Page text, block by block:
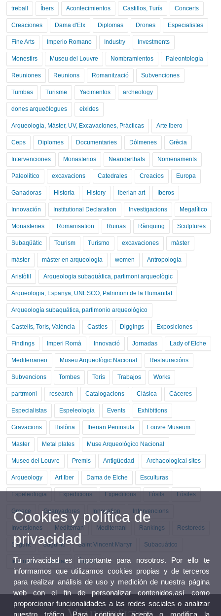
treball Íbers Acontecimientos Castillos, Turís Concerts
Creaciones Dama d'Elx Diplomas Drones Especialistes
Fine Arts Imperio Romano Industry Investments
Monestirs Museu del Louvre Nombramientos Paleontología
Reuniones Reunions Romanització Subvenciones
Tumbas Turisme Yacimentos archeology
dones arqueòlogues eixides
Arqueología, Máster, UV, Excavaciones, Prácticas Arte Ibero
Ceps Diplomes Documentaries Dólmenes Grècia
Intervenciones Monasterios Neanderthals Nomenaments
Paleolítico excavacions Catedrales Creacios Europa
Ganadoras Historia History Iberian art Iberos
Innovación Institutional Declaration Investigacions Megalítico
Monasteries Romanisation Ruinas Rànquing Sculptures
Subaqüàtic Tourism Turismo excavaciones màster
máster máster en arqueología women Antropología
Aristòtil Arqueologia subaqüàtica, partimoni arqueològic
Arqueologia, Espanya, UNESCO, Patrimoni de la Humanitat
Arqueología subaquática, partimonio arqueológico
Castells, Torís, València Castles Diggings Exposiciones
Findings Imperi Romà Innovació Jornadas Lady of Elche
Mediterraneo Museu Arqueològic Nacional Restauracións
Subvencions Tombes Torís Trabajos Works
partrmoni research Catalogacions Clásica Cáceres
Especialistas Espeleología Events Exhibitions
Gravacions Història Iberian Peninsula Louvre Museum
Master Metal plates Muse Arqueológico Nacional
Museo del Louvre Premis Antigüedad Archaeological sites
Arqueology Art Iber Dama de Elche Esculturas
Espeleologia Expedicions Expeditions Fòsils Fósiles
Greece Guanyadores Innovation Intervencions
Inversiones Mediterran Mediterrani Rankings Restoreds
Sagunt Sagunto Saint Vincent Martyr Subacuático
feminism salidas Íberos
Cookies y política de
privacidad
Tu privacidad es importante para nosotros. Por ello te
informamos que utilizamos cookies propias y de terceros
para realizar análisis de uso y medición de nuestra página
web con el fin de personalizar contenidos,así como
proporcionar funcionalidades a las redes sociales o analizar
nuestro tráfico. Para continuar acepta o modifica la